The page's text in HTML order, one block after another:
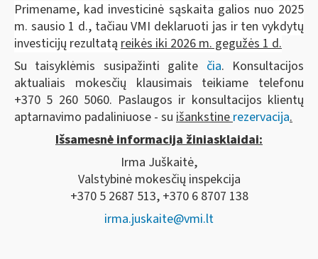
Primename, kad investicinė sąskaita galios nuo 2025
m. sausio 1 d., tačiau VMI deklaruoti jas ir ten vykdytų
investicijų rezultatą reikės iki 2026 m. gegužės 1 d.
Su taisyklėmis susipažinti galite čia. Konsultacijos
aktualiais mokesčių klausimais teikiame telefonu
+370 5 260 5060. Paslaugos ir konsultacijos klientų
aptarnavimo padaliniuose - su išankstinerezervacija.
Išsamesnė informacija žiniasklaidai:
Irma Juškaitė,
Valstybinė mokesčių inspekcija
+370 5 2687 513, +370 6 8707 138
irma.juskaite@vmi.lt